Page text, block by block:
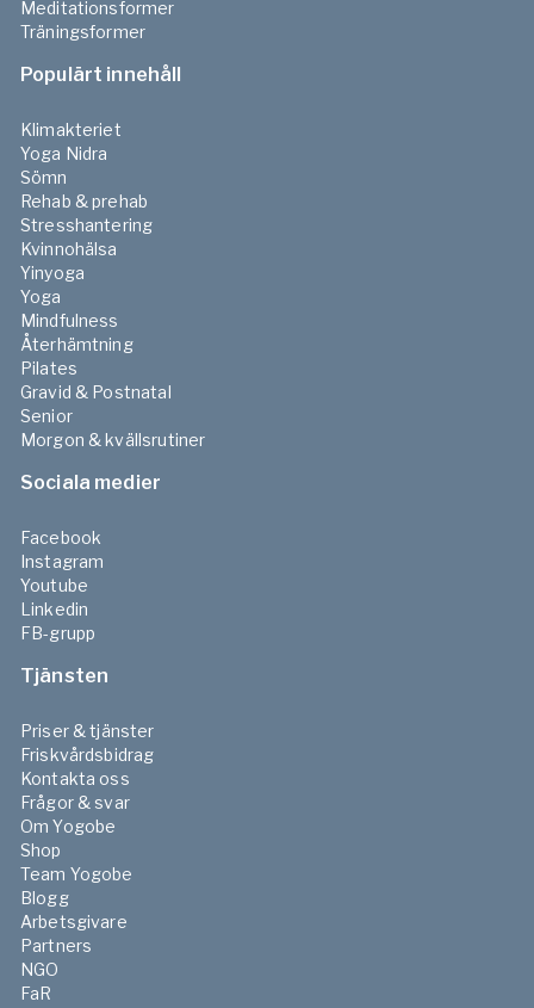
Meditationsformer
Träningsformer
Populärt innehåll
Klimakteriet
Yoga Nidra
Sömn
Rehab & prehab
Stresshantering
Kvinnohälsa
Yinyoga
Yoga
Mindfulness
Återhämtning
Pilates
Gravid & Postnatal
Senior
Morgon & kvällsrutiner
Sociala medier
Facebook
Instagram
Youtube
Linkedin
FB-grupp
Tjänsten
Priser & tjänster
Friskvårdsbidrag
Kontakta oss
Frågor & svar
Om Yogobe
Shop
Team Yogobe
Blogg
Arbetsgivare
Partners
NGO
FaR